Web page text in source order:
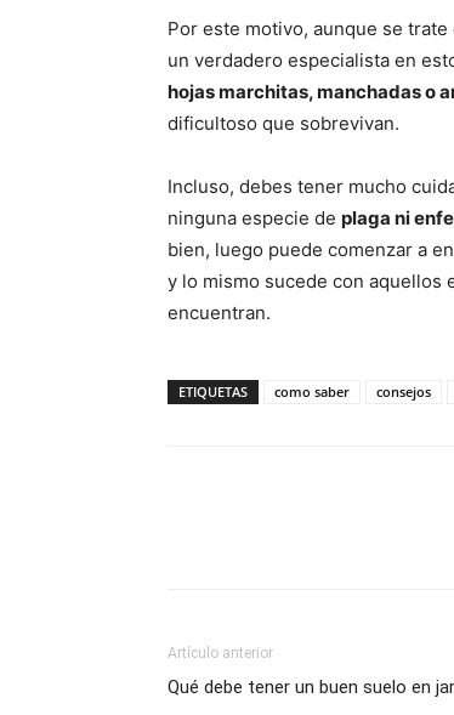
Por este motivo, aunque se trate
un verdadero especialista en
hojas marchitas, manchadas o
dificultoso que sobrevivan.
Incluso, debes tener mucho
ninguna especie de plaga ni
bien, luego puede comenzar a
y lo mismo sucede con aquellos
encuentran.
ETIQUETAS como saber consejos
Artículo anterior
Qué debe tener un buen suelo en